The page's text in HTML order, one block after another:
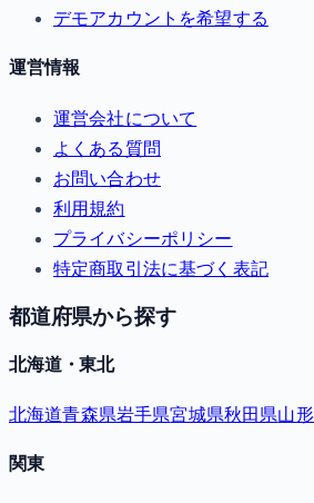
デモアカウントを希望する
運営情報
運営会社について
よくある質問
お問い合わせ
利用規約
プライバシーポリシー
特定商取引法に基づく表記
都道府県から探す
北海道・東北
北海道青森県岩手県宮城県秋田県山
関東